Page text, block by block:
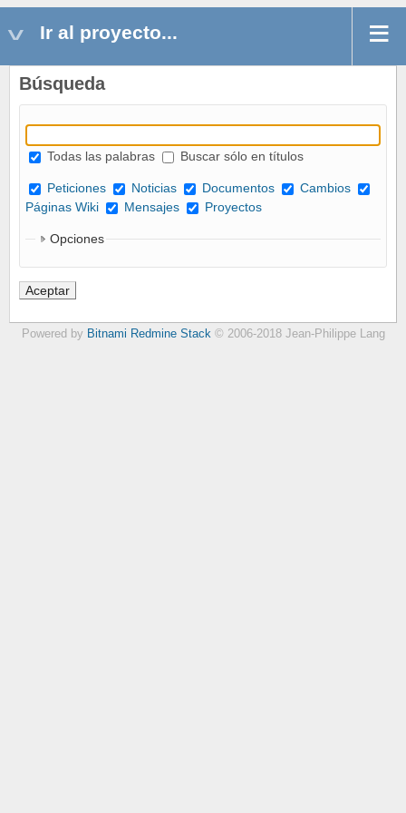
Ir al proyecto...
Búsqueda
Todas las palabras Buscar sólo en títulos
Peticiones Noticias Documentos
Cambios
Páginas Wiki
Mensajes Proyectos
Opciones
Powered by Bitnami Redmine Stack © 2006-2018 Jean-Philippe Lang